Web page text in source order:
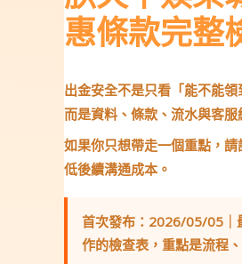
惠條款完整
出金安全不是只看「能不能
而是資料、條款、流水與客
如果你只想帶走一個重點，
低後續溝通成本。
首次發布：2026/05/05
作的檢查表，重點是流程